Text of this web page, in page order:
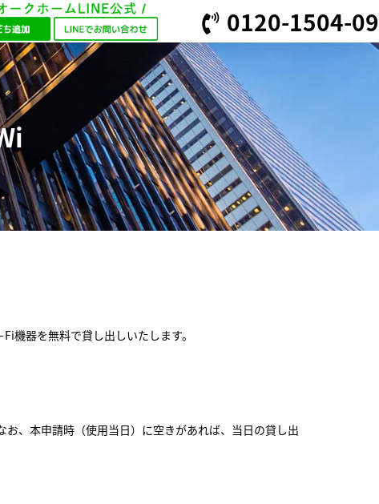
0120-1504-09
機器を無料で貸し出しいたします。
、本申請時（使用当日）に空きがあれば、当日の貸し出